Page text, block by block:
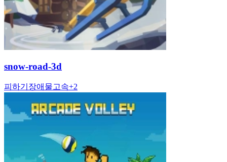
snow-road-3d
피하기 장애물고속+2